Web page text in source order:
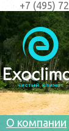
+7 (495)
О компании